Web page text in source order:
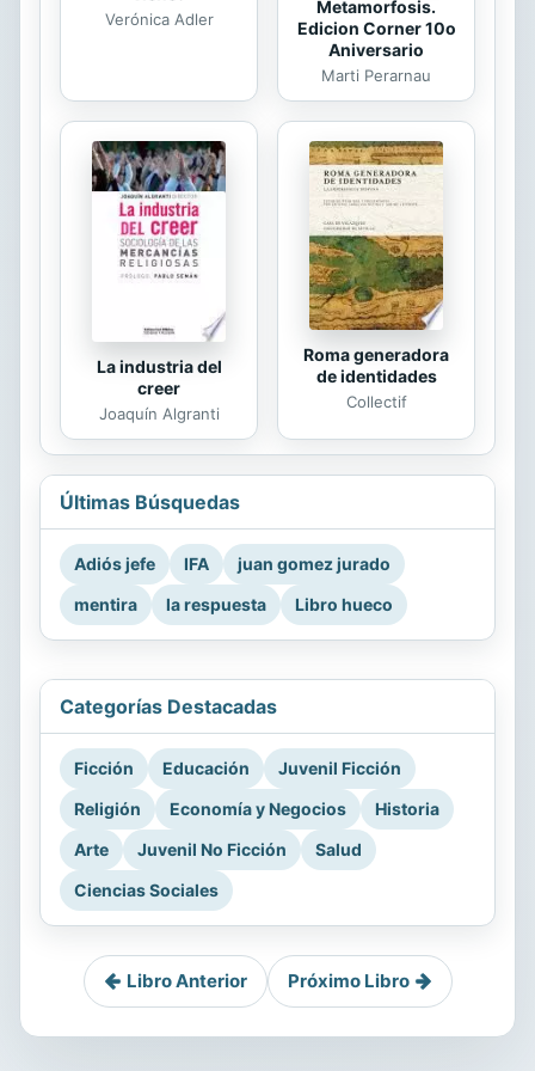
Verónica Adler
Metamorfosis.
Edicion Corner 10o
Aniversario
Marti Perarnau
La industria del
creer
Joaquín Algranti
Roma generadora
de identidades
Collectif
Últimas Búsquedas
Adiós jefe IFA
juan gomez jurado
mentira
la respuesta Libro hueco
Categorías Destacadas
Ficción Educación
Juvenil Ficción
Religión
Economía y Negocios
Historia
Arte
Juvenil No Ficción
Salud
Ciencias Sociales
Libro Anterior Próximo Libro